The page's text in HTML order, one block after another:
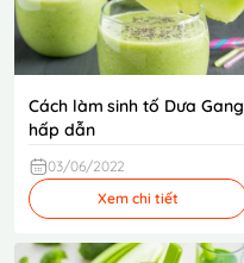
Cách làm sinh tố Dưa Gang
hấp dẫn
03/06/2022
Xem chi tiết